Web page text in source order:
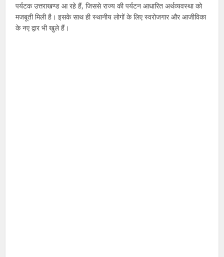
पर्यटक उत्तराखण्ड आ रहे हैं, जिससे राज्य की पर्यटन आधारित अर्थव्यवस्था को
मजबूती मिली है। इसके साथ ही स्थानीय लोगों के लिए स्वरोजगार और आजीविका
के नए द्वार भी खुले हैं।